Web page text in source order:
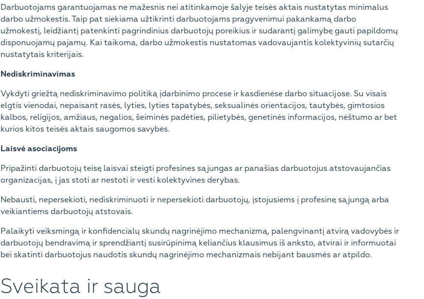
Darbuotojams garantuojamas ne mažesnis nei atitinkamoje šalyje teisės aktais nustatytas minimalus
darbo užmokestis. Taip pat siekiama užtikrinti darbuotojams pragyvenimui pakankamą darbo
užmokestį, leidžiantį patenkinti pagrindinius darbuotojų poreikius ir sudarantį galimybę gauti papildomų
disponuojamų pajamų. Kai taikoma, darbo užmokestis nustatomas vadovaujantis kolektyvinių sutarčių
nustatytais kriterijais.
Nediskriminavimas
Vykdyti griežtą nediskriminavimo politiką įdarbinimo procese ir kasdienėse darbo situacijose. Su visais
elgtis vienodai, nepaisant rasės, lyties, lyties tapatybės, seksualinės orientacijos, tautybės, gimtosios
kalbos, religijos, amžiaus, negalios, šeiminės padėties, pilietybės, genetinės informacijos, nėštumo ar bet
kurios kitos teisės aktais saugomos savybės.
Laisvė asociacijoms
Pripažinti darbuotojų teisę laisvai steigti profesines sąjungas ar panašias darbuotojus atstovaujančias
organizacijas, į jas stoti ar nestoti ir vesti kolektyvines derybas.
Nebausti, nepersekioti, nediskriminuoti ir nepersekioti darbuotojų, įstojusiems į profesinę sąjungą arba
veikiantiems darbuotojų atstovais.
Palaikyti veiksmingą ir konfidencialų skundų nagrinėjimo mechanizmą, palengvinantį atvirą vadovybės ir
darbuotojų bendravimą ir sprendžiantį susirūpinimą keliančius klausimus iš anksto, atvirai ir informuotai
bei skatinti darbuotojus naudotis skundų nagrinėjimo mechanizmais nebijant bausmės ar atpildo.
Sveikata ir sauga